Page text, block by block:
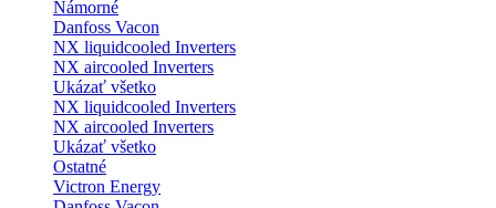
Námorné
Danfoss Vacon
NX liquidcooled Inverters
NX aircooled Inverters
Ukázať všetko
NX liquidcooled Inverters
NX aircooled Inverters
Ukázať všetko
Ostatné
Victron Energy